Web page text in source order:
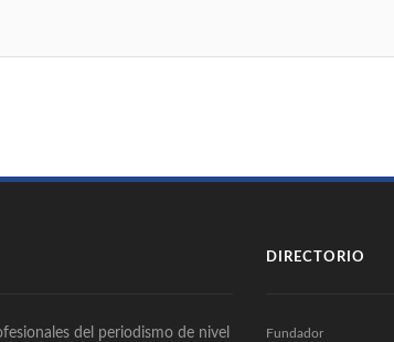
del periodismo de nivel
DIRECTORIO
Fundador